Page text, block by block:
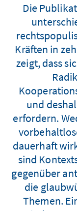
Die
Kräften in
zeigt, dass
und
erfordern.
dauerhaft
sind
gegenüber
die
Themen.